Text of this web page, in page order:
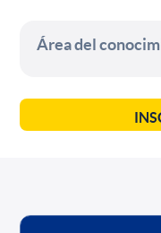
Área del